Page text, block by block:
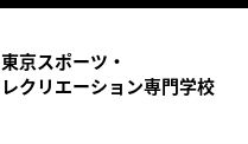
東京スポーツ・
レクリエーション専門学校